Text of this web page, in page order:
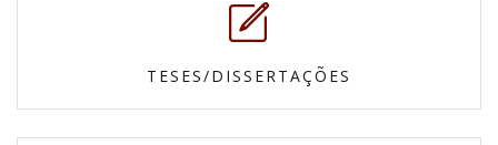
TESES/DISSERTAÇÕES